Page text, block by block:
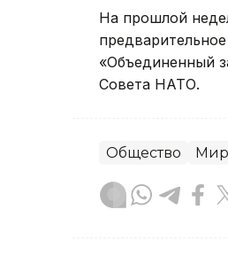
На прошлой
«Объединенный
Совета НАТО.
Общество